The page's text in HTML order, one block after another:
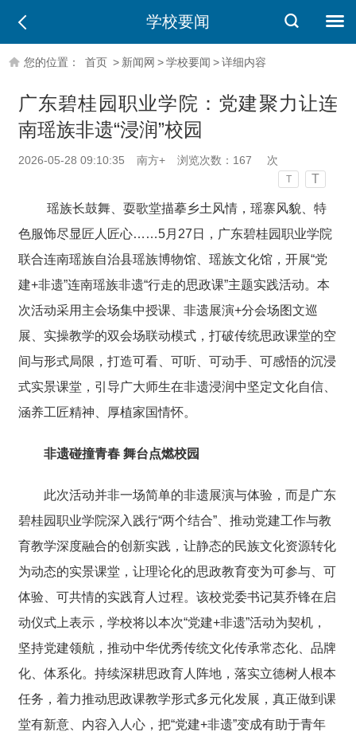
学校要闻
您的位置： 首页 > 新闻网 >学校要闻 >详细内容
广东碧桂园职业学院：党建聚力让连
南瑶族非遗“浸润”校园
2026-05-28 09:10:35 南方+ 浏览次数： 167 次
T T
瑶族长鼓舞、耍歌堂描摹乡土风情，瑶寨风貌、特
色服饰尽显匠人匠心……5月27日，广东碧桂园职业学院
联合连南瑶族自治县瑶族博物馆、瑶族文化馆，开展“党
建+非遗”连南瑶族非遗“行走的思政课”主题实践活动。 本
次活动采用主会场集中授课、非遗展演+分会场图文巡
展、实操教学的双会场联动模式，打破传统思政课堂的空
间与形式局限，打造可看、可听、可动手、可感悟的沉浸
式实景课堂，引导广大师生在非遗浸润中坚定文化自信、
涵养工匠精神、厚植家国情怀。
非遗碰撞青春 舞台点燃校园
此次活动并非一场简单的非遗展演与体验，而是广东
碧桂园职业学院深入践行“两个结合”、推动党建工作与教
育教学深度融合的创新实践，让静态的民族文化资源转化
为动态的实景课堂，让理论化的思政教育变为可参与、可
体验、可共情的实践育人过程。该校党委书记莫乔锋在启
动仪式上表示，学校将以本次“党建+非遗”活动为契机，
坚持党建领航，推动中华优秀传统文化传承常态化、品牌
化、体系化。持续深耕思政育人阵地，落实立德树人根本
任务，着力推动思政课教学形式多元化发展，真正做到课
堂有新意、内容入人心，把“党建+非遗”变成有助于青年